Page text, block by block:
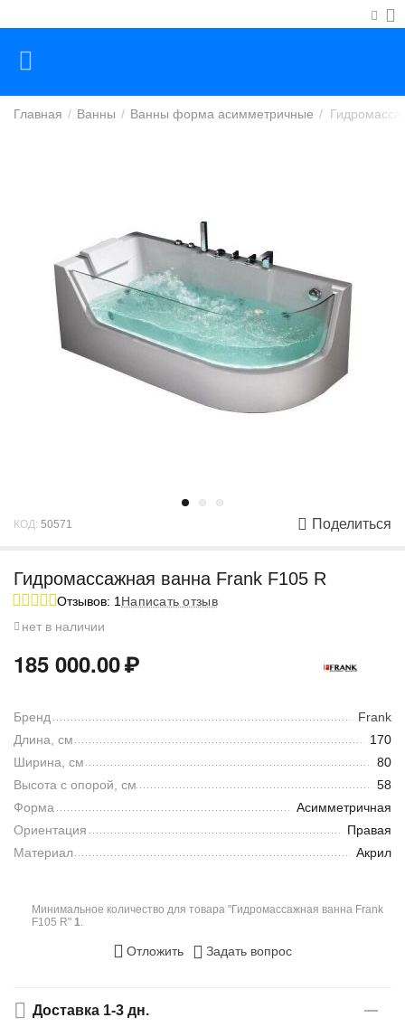
Главная / Ванны / Ванны форма асимметричные /
КОД: 50571 Поделиться
Гидромассажная ванна Frank F105 R
Отзывов: 1 Написать отзыв
нет в наличии
185 000.00₽
Бренд
Frank
Длина, см
170
Ширина, см
80
Высота с опорой, см
58
Форма
Асимметричная
Ориентация
Правая
Материал
Акрил
Минимальное количество для товара "Гидромассажная ванна Frank
F105 R" 1.
Отложить Задать вопрос
Доставка 1-3 дн.